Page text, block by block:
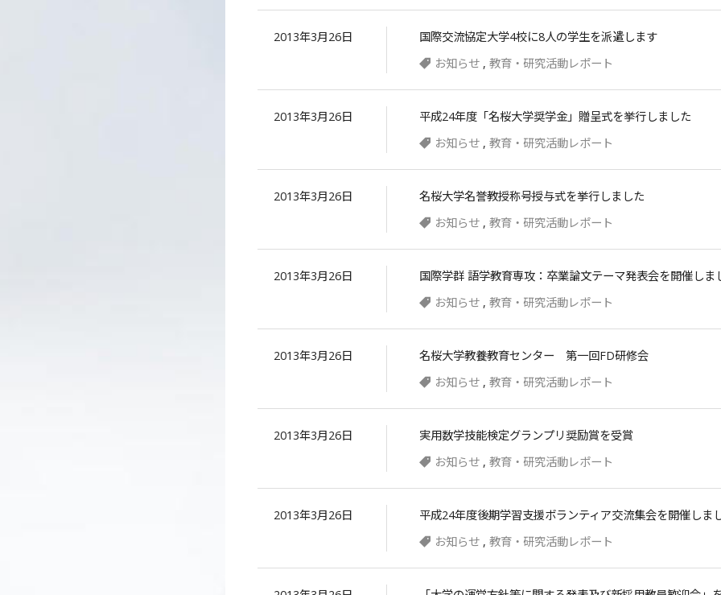
2013年3月26日
国際交流協定大学4校に8人の学生を派遣します
お知らせ , 教育・研究活動レポート
2013年3月26日
平成24年度「名桜大学奨学金」贈呈式を挙行しました
お知らせ , 教育・研究活動レポート
2013年3月26日
名桜大学名誉教授称号授与式を挙行しました
お知らせ , 教育・研究活動レポート
2013年3月26日
国際学群 語学教育専攻：卒業論文テーマ発表会を開催しま
お知らせ , 教育・研究活動レポート
2013年3月26日
名桜大学教養教育センター 第一回FD研修会
お知らせ , 教育・研究活動レポート
2013年3月26日
実用数学技能検定グランプリ奨励賞を受賞
お知らせ , 教育・研究活動レポート
2013年3月26日
平成24年度後期学習支援ボランティア交流集会を開催しま
お知らせ , 教育・研究活動レポート